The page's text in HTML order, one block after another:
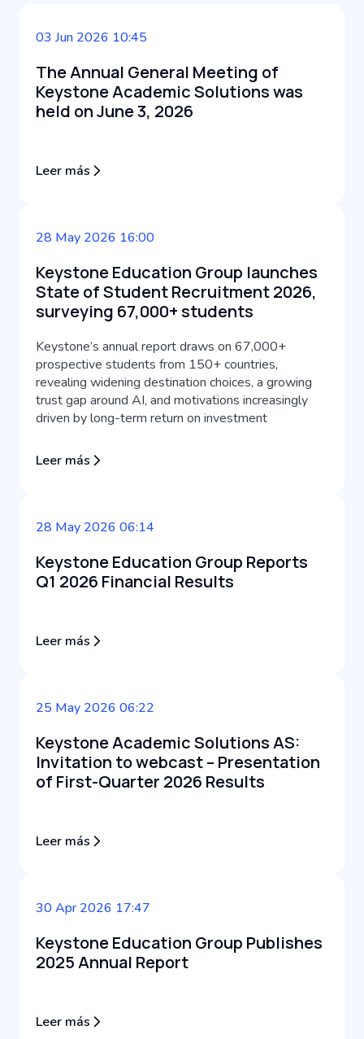
03 Jun 2026 10:45
The Annual General Meeting of
Keystone Academic Solutions was
held on June 3, 2026
Leer más
28 May 2026 16:00
Keystone Education Group launches
State of Student Recruitment 2026,
surveying 67,000+ students
Keystone’s annual report draws on 67,000+
prospective students from 150+ countries,
revealing widening destination choices, a growing
trust gap around AI, and motivations increasingly
driven by long-term return on investment
Leer más
28 May 2026 06:14
Keystone Education Group Reports
Q1 2026 Financial Results
Leer más
25 May 2026 06:22
Keystone Academic Solutions AS:
Invitation to webcast – Presentation
of First-Quarter 2026 Results
Leer más
30 Apr 2026 17:47
Keystone Education Group Publishes
2025 Annual Report
Leer más